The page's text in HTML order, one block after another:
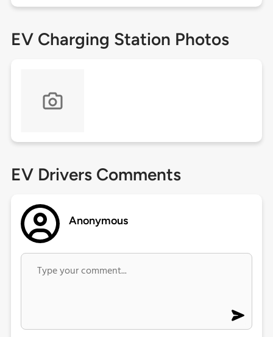
EV Charging Station Photos
EV Drivers Comments
Anonymous